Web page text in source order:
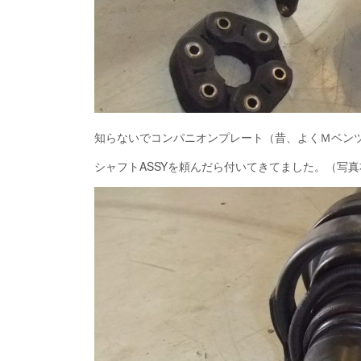
知らないでコンパニオンプレート（昔、よくＭベ
シャフトASSYを頼んだら付いてきてました。（写